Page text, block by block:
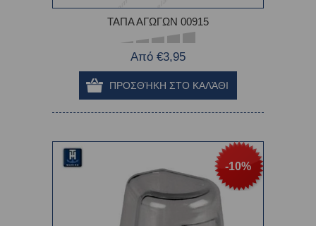
ΤΑΠΑ ΑΓΩΓΩΝ 00915
Από €3,95
-10%